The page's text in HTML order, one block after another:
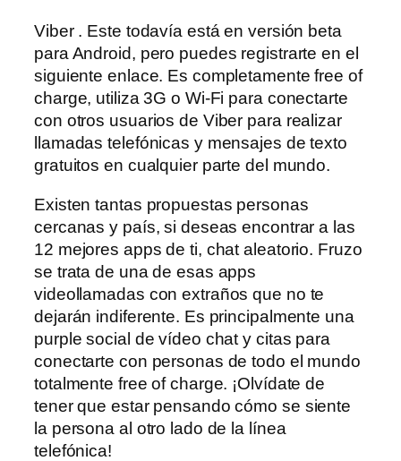
Viber . Este todavía está en versión beta
para Android, pero puedes registrarte en el
siguiente enlace. Es completamente free of
charge, utiliza 3G o Wi-Fi para conectarte
con otros usuarios de Viber para realizar
llamadas telefónicas y mensajes de texto
gratuitos en cualquier parte del mundo.
Existen tantas propuestas personas
cercanas y país, si deseas encontrar a las
12 mejores apps de ti, chat aleatorio. Fruzo
se trata de una de esas apps
videollamadas con extraños que no te
dejarán indiferente. Es principalmente una
purple social de vídeo chat y citas para
conectarte con personas de todo el mundo
totalmente free of charge. ¡Olvídate de
tener que estar pensando cómo se siente
la persona al otro lado de la línea
telefónica!